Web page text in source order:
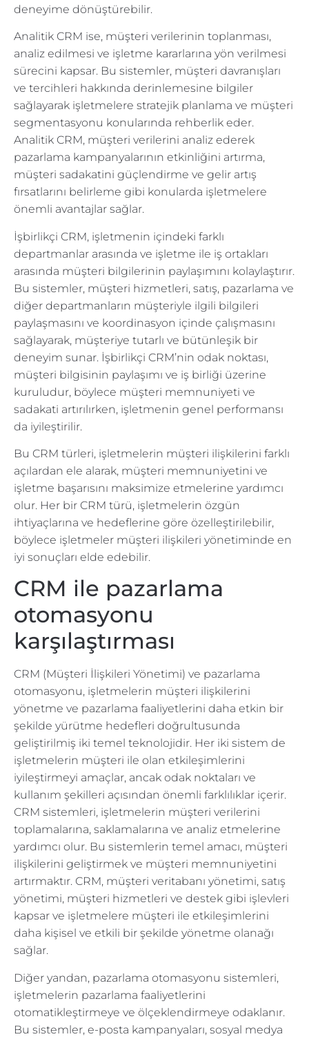
deneyime dönüştürebilir.
Analitik CRM ise, müşteri verilerinin toplanması,
analiz edilmesi ve işletme kararlarına yön verilmesi
sürecini kapsar. Bu sistemler, müşteri davranışları
ve tercihleri hakkında derinlemesine bilgiler
sağlayarak işletmelere stratejik planlama ve müşteri
segmentasyonu konularında rehberlik eder.
Analitik CRM, müşteri verilerini analiz ederek
pazarlama kampanyalarının etkinliğini artırma,
müşteri sadakatini güçlendirme ve gelir artış
fırsatlarını belirleme gibi konularda işletmelere
önemli avantajlar sağlar.
İşbirlikçi CRM, işletmenin içindeki farklı
departmanlar arasında ve işletme ile iş ortakları
arasında müşteri bilgilerinin paylaşımını kolaylaştırır.
Bu sistemler, müşteri hizmetleri, satış, pazarlama ve
diğer departmanların müşteriyle ilgili bilgileri
paylaşmasını ve koordinasyon içinde çalışmasını
sağlayarak, müşteriye tutarlı ve bütünleşik bir
deneyim sunar. İşbirlikçi CRM’nin odak noktası,
müşteri bilgisinin paylaşımı ve iş birliği üzerine
kuruludur, böylece müşteri memnuniyeti ve
sadakati artırılırken, işletmenin genel performansı
da iyileştirilir.
Bu CRM türleri, işletmelerin müşteri ilişkilerini farklı
açılardan ele alarak, müşteri memnuniyetini ve
işletme başarısını maksimize etmelerine yardımcı
olur. Her bir CRM türü, işletmelerin özgün
ihtiyaçlarına ve hedeflerine göre özelleştirilebilir,
böylece işletmeler müşteri ilişkileri yönetiminde en
iyi sonuçları elde edebilir.
CRM ile pazarlama
otomasyonu
karşılaştırması
CRM (Müşteri İlişkileri Yönetimi) ve pazarlama
otomasyonu, işletmelerin müşteri ilişkilerini
yönetme ve pazarlama faaliyetlerini daha etkin bir
şekilde yürütme hedefleri doğrultusunda
geliştirilmiş iki temel teknolojidir. Her iki sistem de
işletmelerin müşteri ile olan etkileşimlerini
iyileştirmeyi amaçlar, ancak odak noktaları ve
kullanım şekilleri açısından önemli farklılıklar içerir.
CRM sistemleri, işletmelerin müşteri verilerini
toplamalarına, saklamalarına ve analiz etmelerine
yardımcı olur. Bu sistemlerin temel amacı, müşteri
ilişkilerini geliştirmek ve müşteri memnuniyetini
artırmaktır. CRM, müşteri veritabanı yönetimi, satış
yönetimi, müşteri hizmetleri ve destek gibi işlevleri
kapsar ve işletmelere müşteri ile etkileşimlerini
daha kişisel ve etkili bir şekilde yönetme olanağı
sağlar.
Diğer yandan, pazarlama otomasyonu sistemleri,
işletmelerin pazarlama faaliyetlerini
otomatikleştirmeye ve ölçeklendirmeye odaklanır.
Bu sistemler, e-posta kampanyaları, sosyal medya